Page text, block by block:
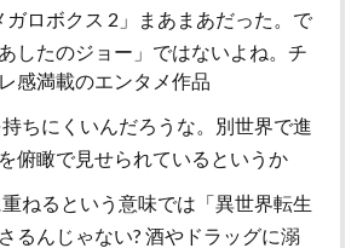
ガロボクス 2」まあまあだった。で
したのジョー」ではないよね。チ
感満載のエンタメ作品
ちにくいんだろうな。別世界で進
俯瞰で見せられているというか
ねるという意味では「異世界転生
るんじゃない? 酒やドラッグに溺